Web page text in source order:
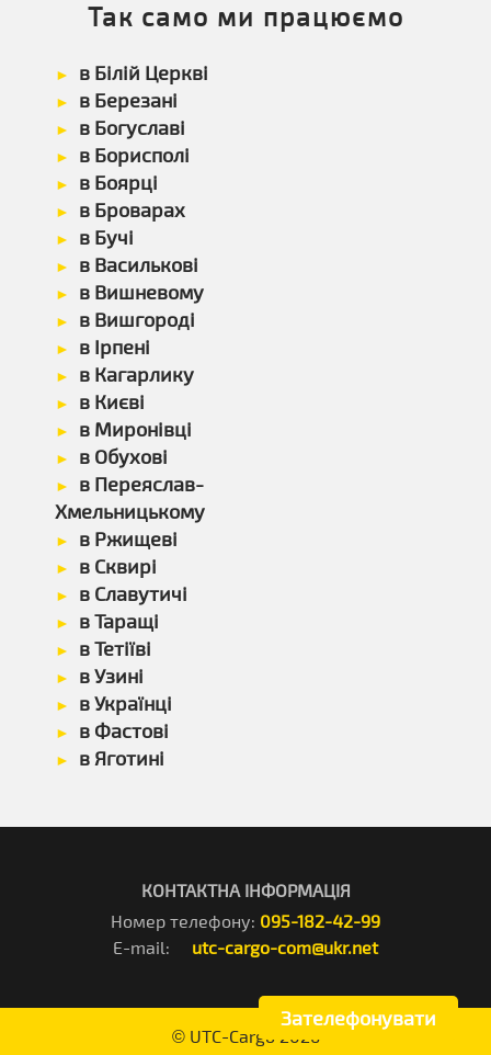
Так само ми працюємо
в Білій Церкві
в Березані
в Богуславі
в Борисполі
в Боярці
в Броварах
в Бучі
в Василькові
в Вишневому
в Вишгороді
в Ірпені
в Кагарлику
в Києві
в Миронівці
в Обухові
в Переяслав-
Хмельницькому
в Ржищеві
в Сквирі
в Славутичі
в Таращі
в Тетіїві
в Узині
в Українці
в Фастові
в Яготині
КОНТАКТНА ІНФОРМАЦІЯ
Номер телефону: 095-182-42-99
E-mail: utc-cargo-com@ukr.net
© UTC-Cargo 2026
Зателефонувати